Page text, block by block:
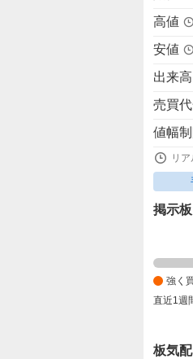
高値
安値
出来高
売買
値幅
リ
掲示
く
買
い
0
強く
直近1週
板気配